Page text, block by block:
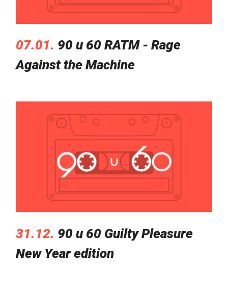
07.01. 90 u 60 RATM - Rage
Against the Machine
31.12. 90 u 60 Guilty Pleasure
New Year edition